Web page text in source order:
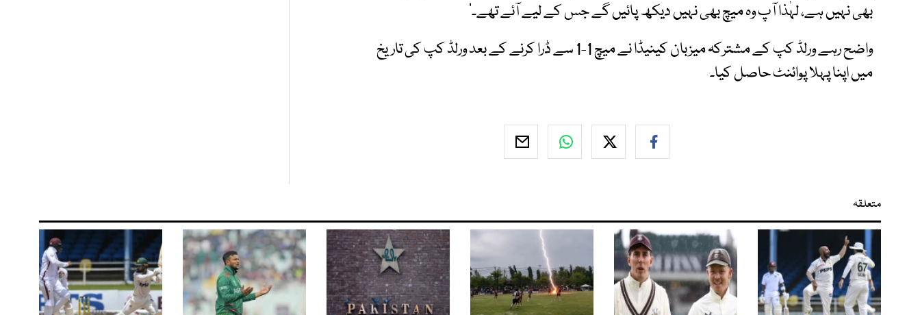
بھی نہیں ہے، لہٰذا آپ وہ میچ بھی نہیں دیکھ پائیں گے جس کے لیے آئے تھے۔‘
واضح رہے ورلڈ کپ کے مشترکہ میزبان کینیڈا نے میچ 1-1 سے ڈرا کرنے کے بعد ورلڈ کپ کی تاریخ
میں اپنا پہلا پوائنٹ حاصل کیا۔
متعلقہ